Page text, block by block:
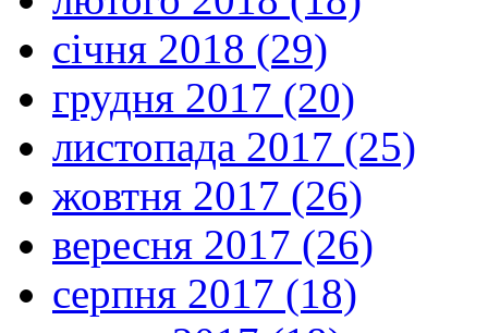
січня 2018 (29)
грудня 2017 (20)
листопада 2017 (25)
жовтня 2017 (26)
вересня 2017 (26)
серпня 2017 (18)